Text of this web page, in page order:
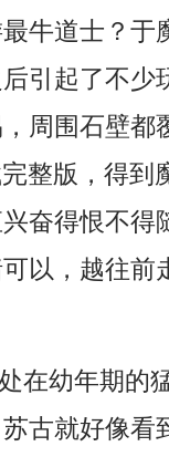
牛道士？于
引起了不少
周围石壁都
整版，得到
奋得恨不得
以，越往前
在幼年期的
古就好像看